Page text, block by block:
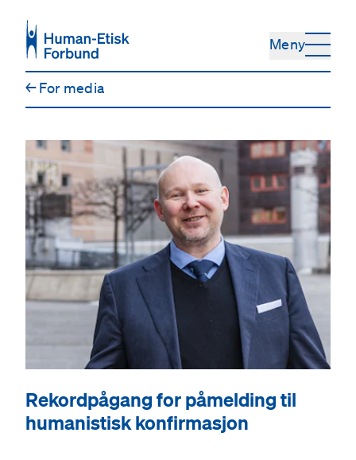
Meny
←For media
Rekordpågang for påmelding til
humanistisk konfirmasjon